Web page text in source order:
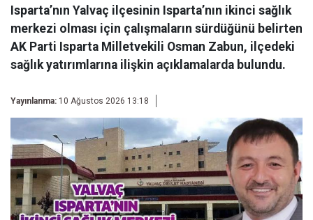
Isparta’nın Yalvaç ilçesinin Isparta’nın ikinci sağlık
merkezi olması için çalışmaların sürdüğünü belirten
AK Parti Isparta Milletvekili Osman Zabun, ilçedeki
sağlık yatırımlarına ilişkin açıklamalarda bulundu.
Yayınlanma: 10 Ağustos 2026 13:18